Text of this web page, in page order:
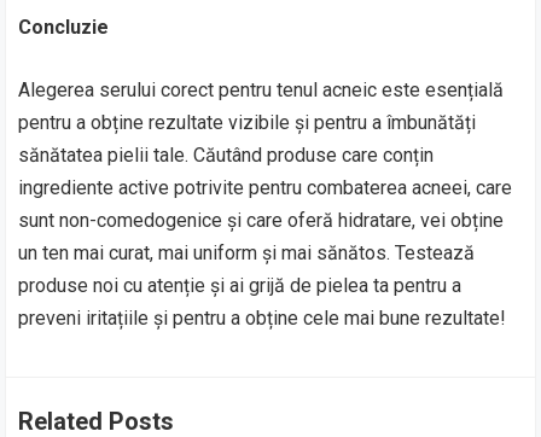
Concluzie
Alegerea serului corect pentru tenul acneic este esențială
pentru a obține rezultate vizibile și pentru a îmbunătăți
sănătatea pielii tale. Căutând produse care conțin
ingrediente active potrivite pentru combaterea acneei, care
sunt non-comedogenice și care oferă hidratare, vei obține
un ten mai curat, mai uniform și mai sănătos. Testează
produse noi cu atenție și ai grijă de pielea ta pentru a
preveni iritațiile și pentru a obține cele mai bune rezultate!
Related Posts